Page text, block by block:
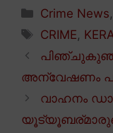
Categories
Crime News,
Tags
CRIME,
അന്വേഷണം
വാഹനം ഡാം